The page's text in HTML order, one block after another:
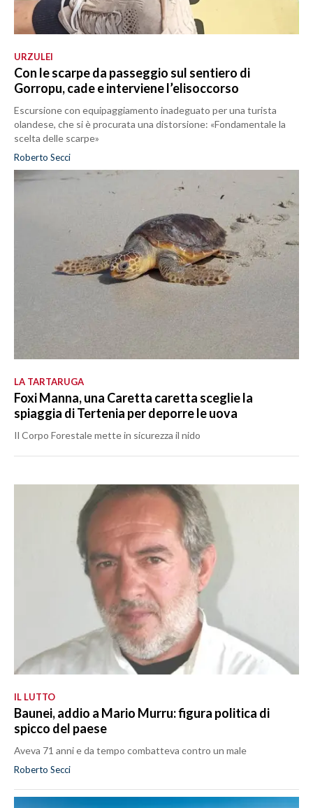
URZULEI
Con le scarpe da passeggio sul sentiero di
Gorropu, cade e interviene l’elisoccorso
Escursione con equipaggiamento inadeguato per una turista
olandese, che si è procurata una distorsione: «Fondamentale la
scelta delle scarpe»
Roberto Secci
LA TARTARUGA
Foxi Manna, una Caretta caretta sceglie la
spiaggia di Tertenia per deporre le uova
Il Corpo Forestale mette in sicurezza il nido
IL LUTTO
Baunei, addio a Mario Murru: figura politica di
spicco del paese
Aveva 71 anni e da tempo combatteva contro un male
Roberto Secci